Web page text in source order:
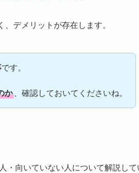
デメリットが存在します。
です。
か 、確認しておいてくださいね。
向いていない人について解説して